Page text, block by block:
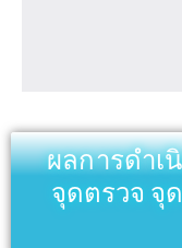
ผลการดำเ
จุดตรวจ จุ